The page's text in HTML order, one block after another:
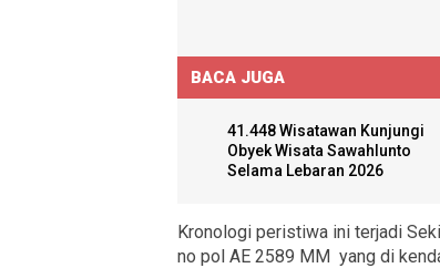
BACA JUGA
41.448 Wisatawan Kunjungi
Obyek Wisata Sawahlunto
Selama Lebaran 2026
Kronologi peristiwa ini terjadi
no pol AE 2589 MM yang di